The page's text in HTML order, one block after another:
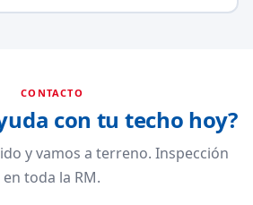
CONTACTO
con tu techo hoy?
y vamos a terreno. Inspección
en toda la RM.